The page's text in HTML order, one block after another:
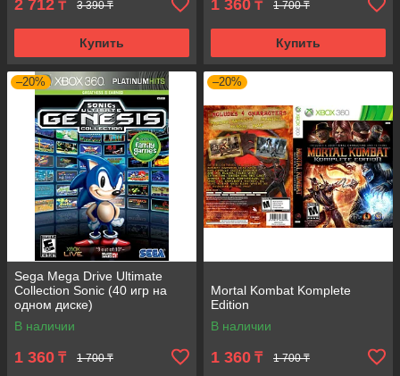
2 712 ₸ 3 390 ₸
Купить
1 360 ₸ 1 700 ₸
Купить
–20%
Sega Mega Drive Ultimate
Collection Sonic (40 игр на
одном диске)
В наличии
1 360 ₸ 1 700 ₸
–20%
Mortal Kombat Komplete
Edition
В наличии
1 360 ₸ 1 700 ₸